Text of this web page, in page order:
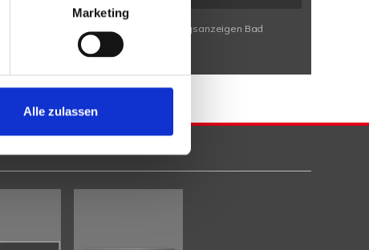
Marketing
Alle zulassen
Wohnungssuche Bad Eilsen
Wohnungsanzeigen Bad